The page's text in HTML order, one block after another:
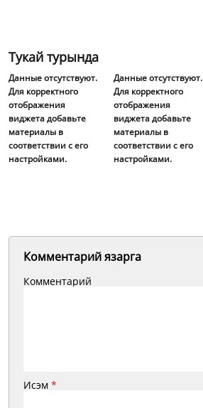
Тукай турында
Данные отсутствуют.
Для корректного
отображения
виджета добавьте
материалы в
соответствии с его
настройками.
Данные отсутствуют.
Для корректного
отображения
виджета добавьте
материалы в
соответствии с его
настройками.
Комментарий язарга
Комментарий
Исэм *